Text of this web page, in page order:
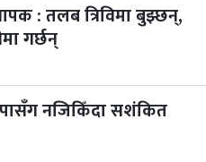
२ महिना बाँकी
: तलब त्रिविमा बुझ्छन्,
गर्छन्
नजिकिँदा सशंकित